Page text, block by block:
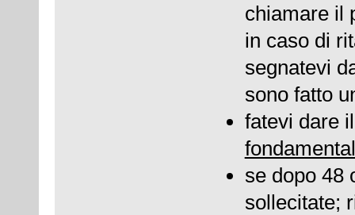
chiamare il
in caso di
segnatevi
sono fatto
fatevi dare
se dopo 48
sollecitate;